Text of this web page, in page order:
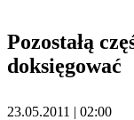
Pozostałą
doksięgować
23.05.2011 | 02:00